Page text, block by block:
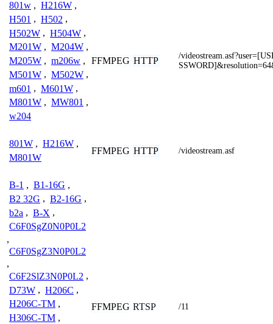
801w , H216W ,
H501 , H502 ,
H502W , H504W ,
M201W , M204W ,
M205W , m206w ,
M501W , M502W ,
m601 , M601W ,
M801W , MW801 ,
w204
FFMPEG HTTP
/
801W , H216W ,
M801W
FFMPEG HTTP /videostream.asf
B-1 , B1-16G ,
B2 32G , B2-16G ,
b2a , B-X ,
C6F0SgZ0N0P0L2
,
C6F0SgZ3N0P0L2
,
C6F2SlZ3N0P0L2 ,
D73W , H206C ,
H206C-TM ,
H306C-TM ,
FFMPEG RTSP /11